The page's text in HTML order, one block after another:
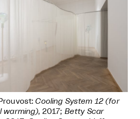
Cooling System 12 (for
warming), 2017; Betty Scar